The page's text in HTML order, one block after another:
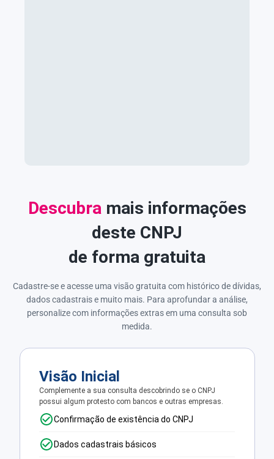
Descubramais informações
deste CNPJ
de forma gratuita
Cadastre-se e acesse uma visão gratuita com histórico de dívidas,
dados cadastrais e muito mais. Para aprofundar a análise,
personalize com informações extras em uma consulta sob
medida.
Visão Inicial
Complemente a sua consulta descobrindo se o CNPJ
possui algum protesto com bancos e outras empresas.
Confirmação de existência do CNPJ
Dados cadastrais básicos